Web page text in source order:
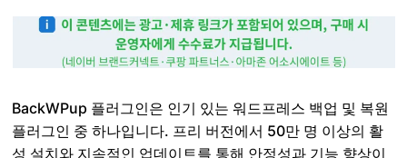
BackWPup 플러그인은 인기 있는 워드프레스 백업 및 복원
플러그인 중 하나입니다. 프리 버전에서 50만 명 이상의 활
성 설치와 지속적인 업데이트를 통해 안정성과 기능 향상이